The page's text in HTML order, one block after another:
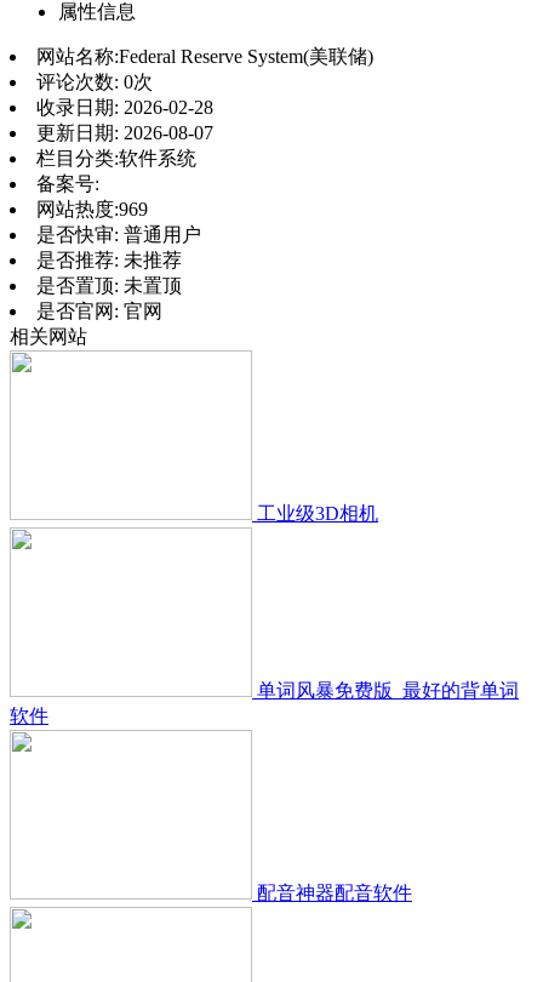
属性信息
网站名称:Federal Reserve System(美联储)
评论次数: 0次
收录日期: 2026-02-28
更新日期: 2026-08-07
栏目分类:软件系统
备案号:
网站热度:969
是否快审: 普通用户
是否推荐: 未推荐
是否置顶: 未置顶
是否官网: 官网
相关网站
工业级3D相机
单词风暴免费版_最好的背单词
软件
配音神器配音软件